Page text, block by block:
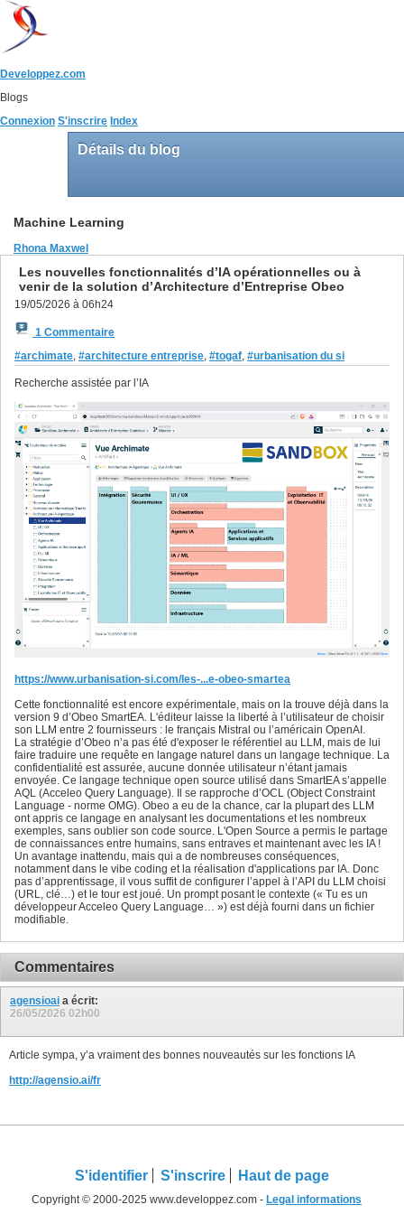
Developpez.com
Blogs
Connexion S'inscrire Index
Détails du blog
Machine Learning
Rhona Maxwel
Les nouvelles fonctionnalités d’IA opérationnelles ou à
venir de la solution d’Architecture d’Entreprise Obeo
19/05/2026 à 06h24
1 Commentaire
#archimate, #architecture entreprise, #togaf, #urbanisation du si
Recherche assistée par l’IA
https://www.urbanisation-si.com/les-...e-obeo-smartea
Cette fonctionnalité est encore expérimentale, mais on la trouve déjà dans la
version 9 d’Obeo SmartEA. L'éditeur laisse la liberté à l’utilisateur de choisir
son LLM entre 2 fournisseurs : le français Mistral ou l’américain OpenAI.
La stratégie d’Obeo n’a pas été d'exposer le référentiel au LLM, mais de lui
faire traduire une requête en langage naturel dans un langage technique. La
confidentialité est assurée, aucune donnée utilisateur n’étant jamais
envoyée. Ce langage technique open source utilisé dans SmartEA s’appelle
AQL (Acceleo Query Language). Il se rapproche d’OCL (Object Constraint
Language - norme OMG). Obeo a eu de la chance, car la plupart des LLM
ont appris ce langage en analysant les documentations et les nombreux
exemples, sans oublier son code source. L'Open Source a permis le partage
de connaissances entre humains, sans entraves et maintenant avec les IA !
Un avantage inattendu, mais qui a de nombreuses conséquences,
notamment dans le vibe coding et la réalisation d'applications par IA. Donc
pas d’apprentissage, il vous suffit de configurer l’appel à l’API du LLM choisi
(URL, clé…) et le tour est joué. Un prompt posant le contexte (« Tu es un
développeur Acceleo Query Language… ») est déjà fourni dans un fichier
modifiable.
Commentaires
agensioai a écrit:
26/05/2026 02h00
Article sympa, y’a vraiment des bonnes nouveautés sur les fonctions IA
http://agensio.ai/fr
S'identifier S'inscrire Haut de page
Copyright © 2000-2025 www.developpez.com - Legal informations